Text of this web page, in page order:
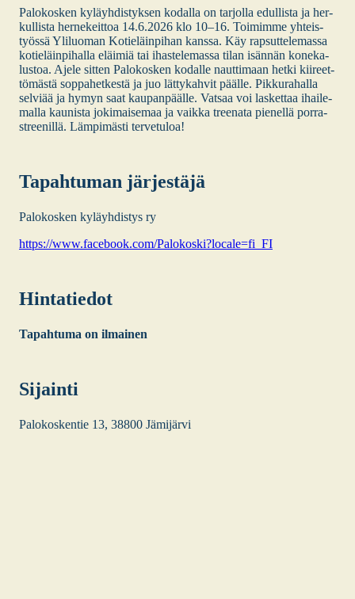
Palo­kos­ken kyläyh­dis­tyk­sen kodal­la on tar­jol­la edul­lis­ta ja her­
kul­lis­ta her­ne­keit­toa 14.6.2026 klo 10–16. Toi­mim­me yhteis­
työs­sä Yli­luo­man Kotie­läin­pi­han kans­sa. Käy rap­sut­te­le­mas­sa
kotie­läin­pi­hal­la eläi­miä tai ihas­te­le­mas­sa tilan isän­nän kone­ka­
lus­toa. Aje­le sit­ten Palo­kos­ken kodal­le naut­ti­maan het­ki kii­reet­
tö­mäs­tä sop­pa­het­kes­tä ja juo lät­ty­kah­vit pääl­le. Pik­ku­ra­hal­la
sel­vi­ää ja hymyn saat kau­pan­pääl­le. Vat­saa voi las­ket­taa ihai­le­
mal­la kau­nis­ta joki­mai­se­maa ja vaik­ka tree­na­ta pie­nel­lä por­ra­
stree­nil­lä. Läm­pi­mäs­ti ter­ve­tu­loa!
Tapah­tu­man jär­jes­tä­jä
Palo­kos­ken kyläyh­dis­tys ry
https://www.facebook.com/Palokoski?locale=fi_FI
Hin­ta­tie­dot
Tapah­tu­ma on ilmai­nen
Sijain­ti
Palo­kos­ken­tie 13, 38800 Jämi­jär­vi